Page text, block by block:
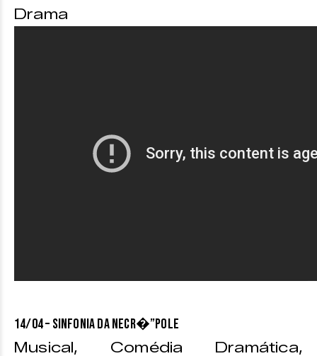
Drama
14/04 – SINFONIA DA NECR�”POLE
Musical, Comédia Dramática,